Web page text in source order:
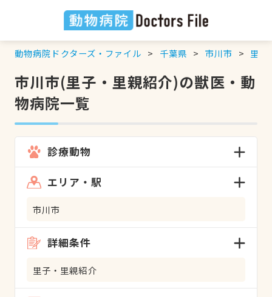
動物病院ドクターズ・ファイル 千葉県 市川市 里子
市川市(里子・里親紹介)の獣医・動
物病院一覧
診療動物
エリア・駅
市川市
詳細条件
里子・里親紹介